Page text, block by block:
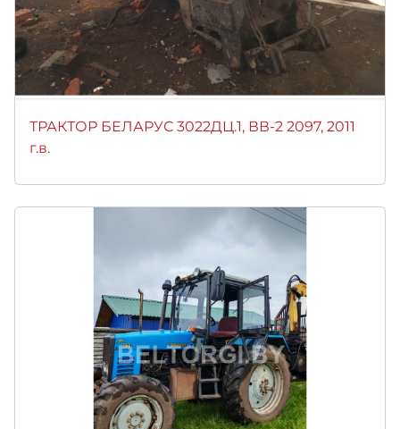
ТРАКТОР БЕЛАРУС 3022ДЦ.1, ВВ-2 2097, 2011
г.в.